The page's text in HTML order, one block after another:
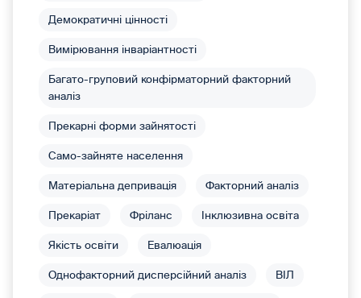
Демократичні цінності
Вимірювання інваріантності
Багато-груповий конфірматорний факторний
аналіз
Прекарні форми зайнятості
Само-зайняте населення
Матеріальна депривація Факторний аналіз
Прекаріат Фріланс Інклюзивна освіта
Якість освіти Евалюація
Однофакторний дисперсійний аналіз ВІЛ